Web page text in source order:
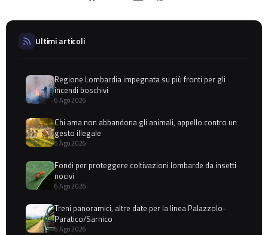
Ultimi articoli
Regione Lombardia impegnata su più fronti per gli
incendi boschivi
6 Ago 2026
Chi ama non abbandona gli animali, appello contro un
gesto illegale
6 Ago 2026
Fondi per proteggere coltivazioni lombarde da insetti
nocivi
6 Ago 2026
Treni panoramici, altre date per la linea Palazzolo-
Paratico/Sarnico
6 Ago 2026